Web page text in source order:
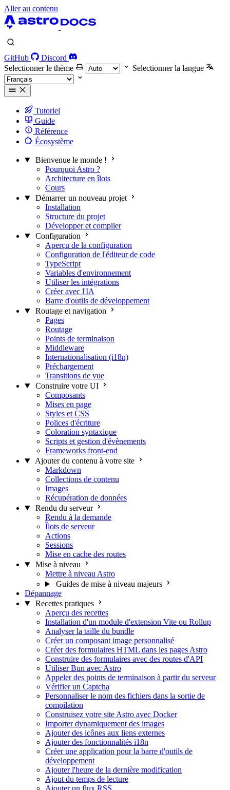
Aller au contenu
GitHub
Discord
Selectionner le thème
Selectionner la langue
Tutoriel
Guide
Référence
Écosystème
Bienvenue le monde !
Pourquoi Astro ?
Architecture en îlots
Cours
Démarrer un nouveau projet
Installation
Structure du projet
Développer et compiler
Configuration
Aperçu de la configuration
Configuration de l'éditeur de code
TypeScript
Variables d'environnement
Utiliser les intégrations
Créer avec l'IA
Barre d'outils de développement
Routage et navigation
Pages
Routage
Points de terminaison
Middleware
Internationalisation (i18n)
Préchargement
Transitions de vue
Construire votre UI
Composants
Mises en page
Styles et CSS
Polices d'écriture
Coloration syntaxique
Scripts et gestion d'évènements
Frameworks front-end
Ajouter du contenu à votre site
Markdown
Collections de contenu
Images
Récupération de données
Rendu du serveur
Rendu à la demande
Îlots de serveur
Actions
Sessions
Mise en cache des routes
Mise à niveau
Mettre à niveau Astro
Guides de mise à niveau majeurs
Dépannage
Recettes pratiques
Aperçu des recettes
Installation d'un module d'extension Vite ou Rollup
Analyser la taille du bundle
Créer un composant image personnalisé
Créer des formulaires HTML dans les pages Astro
Construire des formulaires avec des routes d'API
Utiliser Bun avec Astro
Appeler des points de terminaison à partir du serveur
Vérifier un Captcha
Personnaliser le nom des fichiers dans la sortie de
compilation
Construisez votre site Astro avec Docker
Importer dynamiquement des images
Ajouter des icônes aux liens externes
Ajouter des fonctionnalités i18n
Créer une application pour la barre d'outils de
développement
Ajouter l'heure de la dernière modification
Ajout du temps de lecture
Ajouter un flux RSS